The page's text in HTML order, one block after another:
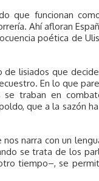
que funcionan
Ahí afloran
poética de
lisiados que
En lo que
traban en
que a la sazón
narra con un
se trata de los
tiempo–, se